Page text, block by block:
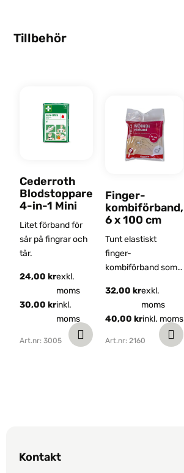
Tillbehör
Cederroth
Blodstoppare
4-in-1 Mini
Litet förband för
sår på fingrar och
tår.
24,00krexkl.
moms
30,00krinkl.
moms
Art.nr: 3005
Finger-
kombiförband,
6 x 100 cm
Tunt elastiskt
finger-
kombiförband som
32,00krexkl.
moms
40,00krinkl. moms
Art.nr: 2160
Kontakt